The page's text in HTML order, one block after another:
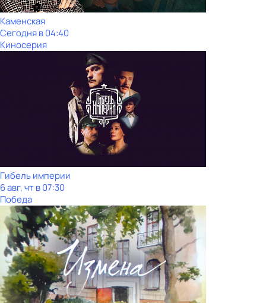
Каменская
Сегодня в 04:40
Киносерия
Гибель империи
6 авг, чт в 07:30
Победа